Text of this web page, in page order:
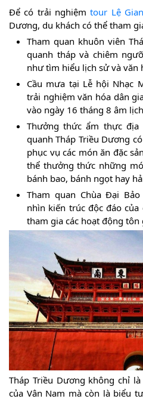
Để có trải nghiệmtour Lệ
Dương, du khách có thể tham
Tham quan khuôn viên
quanh tháp và chiêm
như tìm hiểu lịch sử và văn
Cầu mưa tại Lễ hội Nhạc
trải nghiệm văn hóa dân
vào ngày 16 tháng 8 âm
Thưởng thức ẩm thực
quanh Tháp Triều Dương
phục vụ các món ăn đặc
thể thưởng thức những
bánh bao, bánh ngọt hay
Tham quan Chùa Đại
nhìn kiến trúc độc đáo
tham gia các hoạt động
Tháp Triều Dương không chỉ
của Vân Nam mà còn là biểu